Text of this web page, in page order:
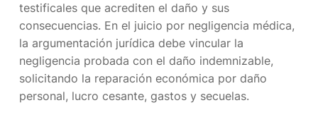
testificales que acrediten el daño y sus
consecuencias. En el juicio por negligencia médica,
la argumentación jurídica debe vincular la
negligencia probada con el daño indemnizable,
solicitando la reparación económica por daño
personal, lucro cesante, gastos y secuelas.